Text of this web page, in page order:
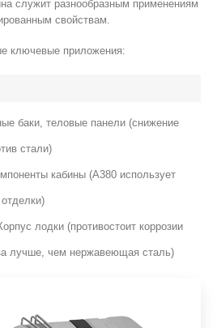
служит разнообразным применениям
свойствам.
ключевые приложения:
баки, теловые панели (снижение
стали)
кабины (А380 использует
лодки (противостоит коррозии
лучше, чем нержавеющая сталь)